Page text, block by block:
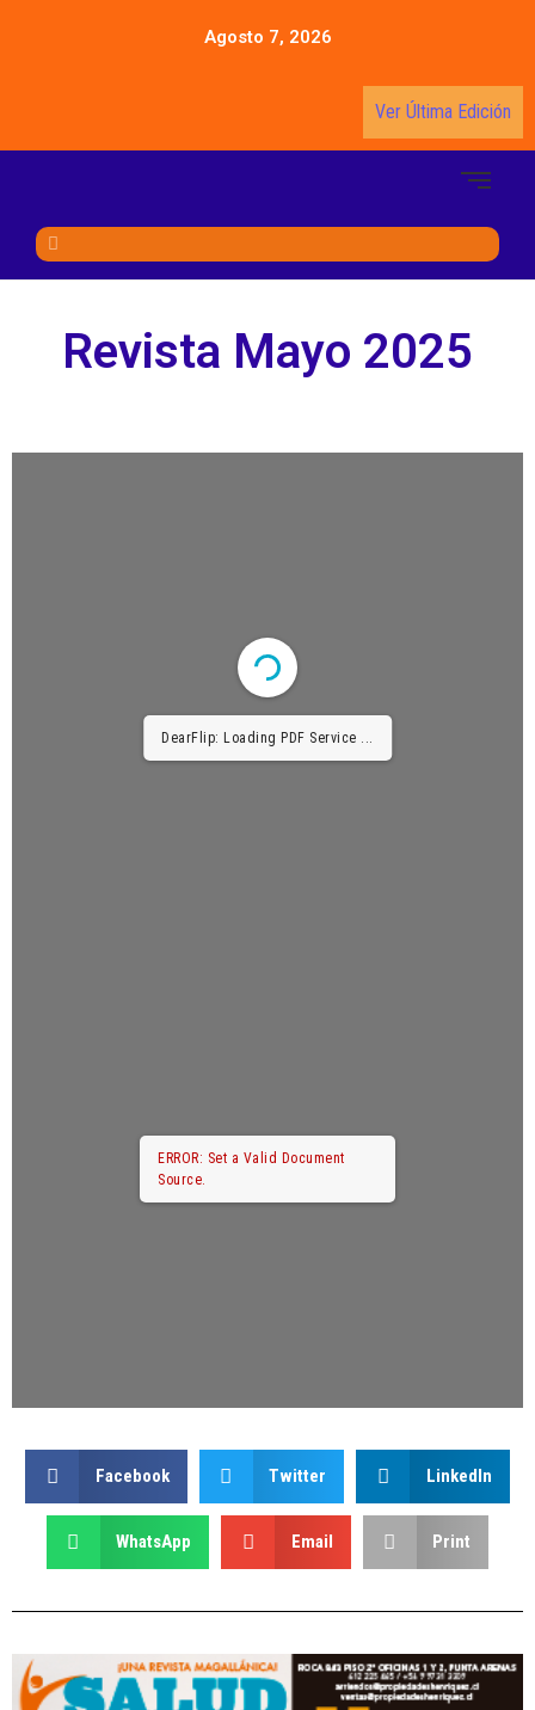
Agosto 7, 2026
Ver Última Edición
Revista Mayo 2025
DearFlip: Loading PDF Service ...
ERROR: Set a Valid Document
Source.
Facebook Twitter LinkedIn
WhatsApp Email Print